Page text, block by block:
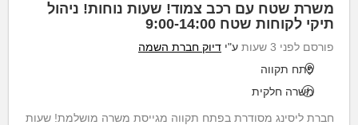
משרת שטח עם רכב צמוד! שעות נוחות! ניהול
תיקי לקוחות שטח 9:00-14:00
פורסם לפני 3 שעות ע"י דיוק חברת השמה
פתח תקווה
משרה חלקית
חברת ליסינג מסודרת בפתח תקווה מגייסת משרה מושלמת! שעות